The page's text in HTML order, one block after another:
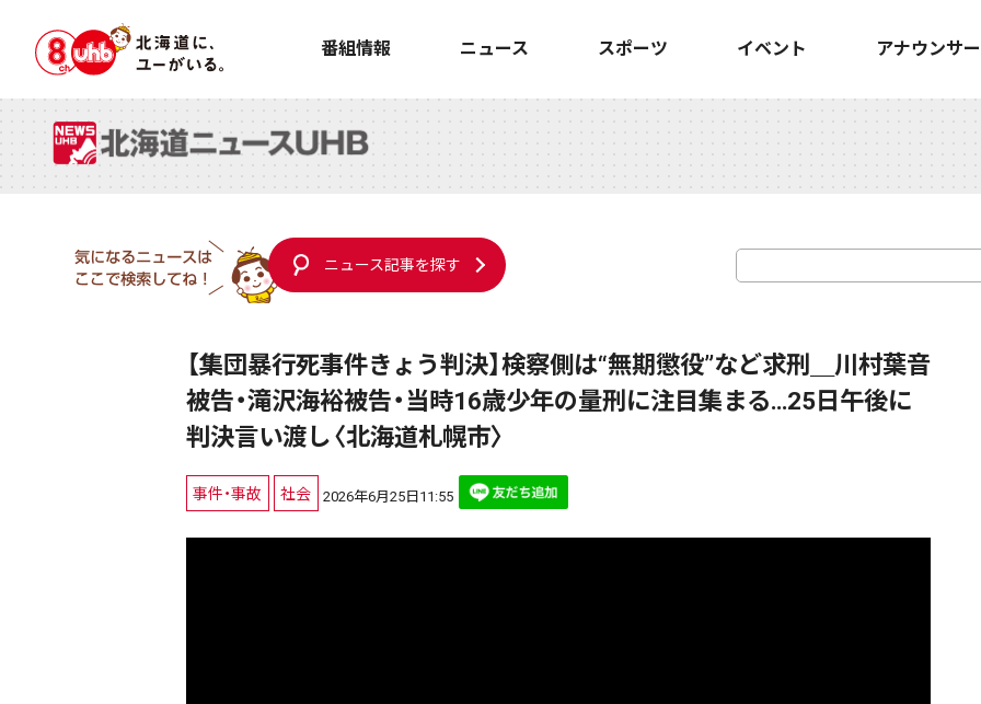
番組情報 ニュース スポーツ イベント アナウンサー
ニュース記事を探す
【集団暴行死事件きょう判決】検察側は“無期懲役”など求刑＿川村葉音
被告・滝沢海裕被告・当時16歳少年の量刑に注目集まる…25日午後に
判決言い渡し〈北海道札幌市〉
事件・事故 社会 2026年6月25日11:55